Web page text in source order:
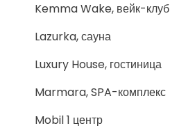
Kemma Wake, вейк-клуб
Lazurka, сауна
Luxury House, гостиница
Marmara, SPA-комплекс
Mobil 1 центр